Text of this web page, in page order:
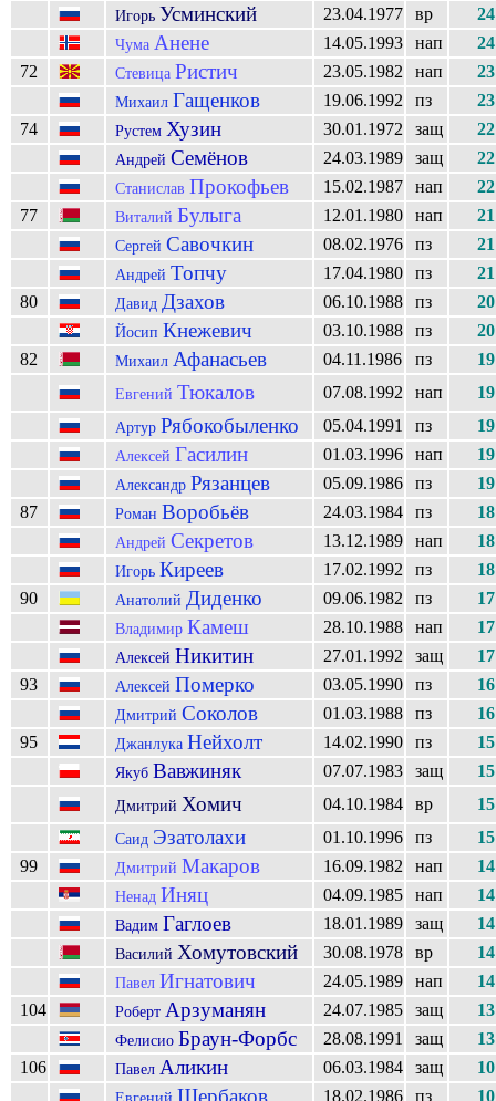
Игорь Усминский 23.04.1977 вр 24
Чума Анене 14.05.1993 нап
24
72
Стевица Ристич 23.05.1982 нап 23
Михаил Гащенков 19.06.1992 пз
23
74
Рустем Хузин 30.01.1972 защ 22
Андрей Семёнов 24.03.1989 защ 22
Станислав Прокофьев 15.02.1987 нап
22
77
Виталий Булыга 12.01.1980 нап 21
Сергей Савочкин 08.02.1976 пз 21
Андрей Топчу 17.04.1980 пз
21
80
Давид Дзахов 06.10.1988 пз 20
Йосип Кнежевич 03.10.1988 пз
20
82
Михаил Афанасьев 04.11.1986 пз 19
Евгений Тюкалов 07.08.1992 нап 19
Артур Рябокобыленко 05.04.1991 пз 19
Алексей Гасилин 01.03.1996 нап 19
Александр Рязанцев 05.09.1986 пз
19
87
Роман Воробьёв 24.03.1984 пз 18
Андрей Секретов 13.12.1989 нап 18
Игорь Киреев 17.02.1992 пз
18
90
Анатолий Диденко 09.06.1982 пз 17
Владимир Камеш 28.10.1988 нап 17
Алексей Никитин 27.01.1992 защ
17
93
Алексей Померко 03.05.1990 пз 16
Дмитрий Соколов 01.03.1988 пз
16
95
Джанлука Нейхолт 14.02.1990 пз 15
Якуб Вавжиняк 07.07.1983 защ 15
Дмитрий Хомич 04.10.1984 вр 15
Саид Эзатолахи 01.10.1996 пз
15
99
Дмитрий Макаров 16.09.1982 нап 14
Ненад Иняц 04.09.1985 нап 14
Вадим Гаглоев 18.01.1989 защ 14
Василий Хомутовский 30.08.1978 вр 14
Павел Игнатович 24.05.1989 нап
14
104
Роберт Арзуманян 24.07.1985 защ 13
Фелисио Браун-Форбс 28.08.1991 защ
13
106
Павел Аликин 06.03.1984 защ 10
Евгений Щербаков 18.02.1986 пз 10